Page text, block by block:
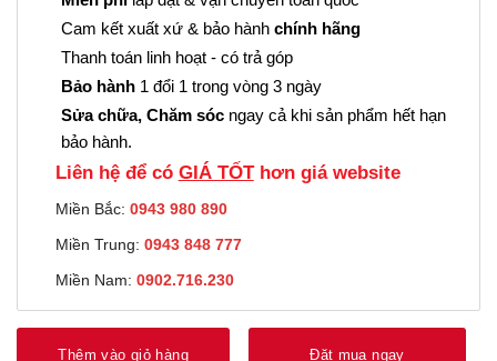
Cam kết xuất xứ & bảo hành chính hãng
Thanh toán linh hoạt - có trả góp
Bảo hành 1 đổi 1 trong vòng 3 ngày
Sửa chữa, Chăm sóc ngay cả khi sản phẩm hết hạn
bảo hành.
Liên hệ để có GIÁ TỐThơn giá website
Miền Bắc: 0943 980 890
Miền Trung: 0943 848 777
Miền Nam: 0902.716.230
Thêm vào giỏ hàng Đặt mua ngay